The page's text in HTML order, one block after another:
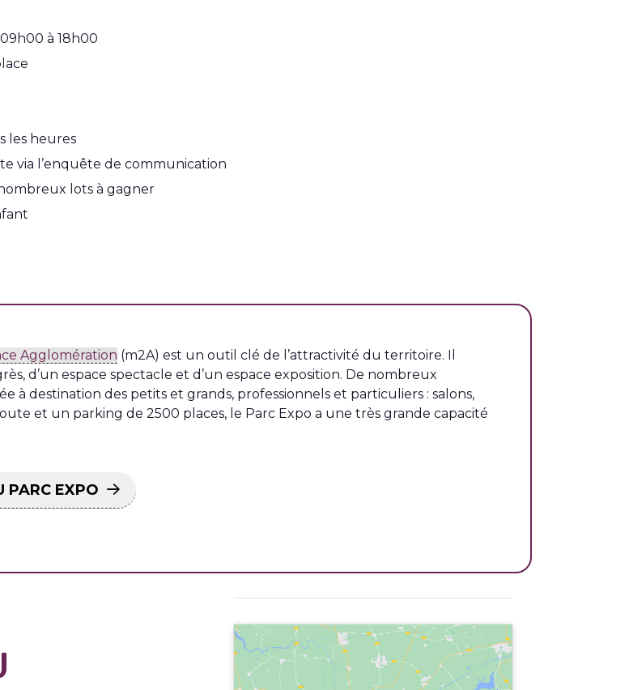
à 18h00
les heures
via l’enquête de communication
lots à gagner
Agglomération (m2A) est un outil clé de l’attractivité du territoire. Il
d’un espace spectacle et d’un espace exposition. De nombreux
à destination des petits et grands, professionnels et particuliers : salons,
et un parking de 2500 places, le Parc Expo a une très grande capacité
PARC EXPO